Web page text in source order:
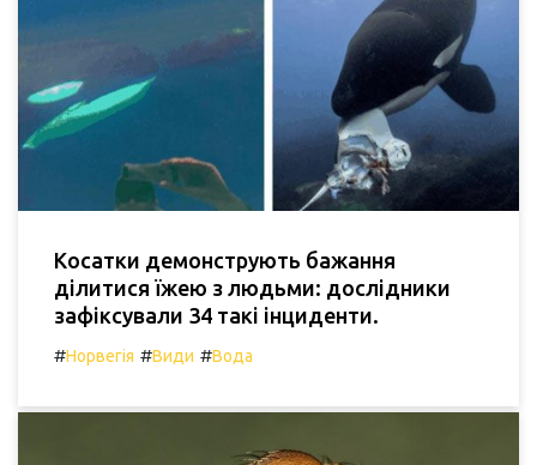
Косатки демонструють бажання
ділитися їжею з людьми: дослідники
зафіксували 34 такі інциденти.
#Норвегія #Види #Вода